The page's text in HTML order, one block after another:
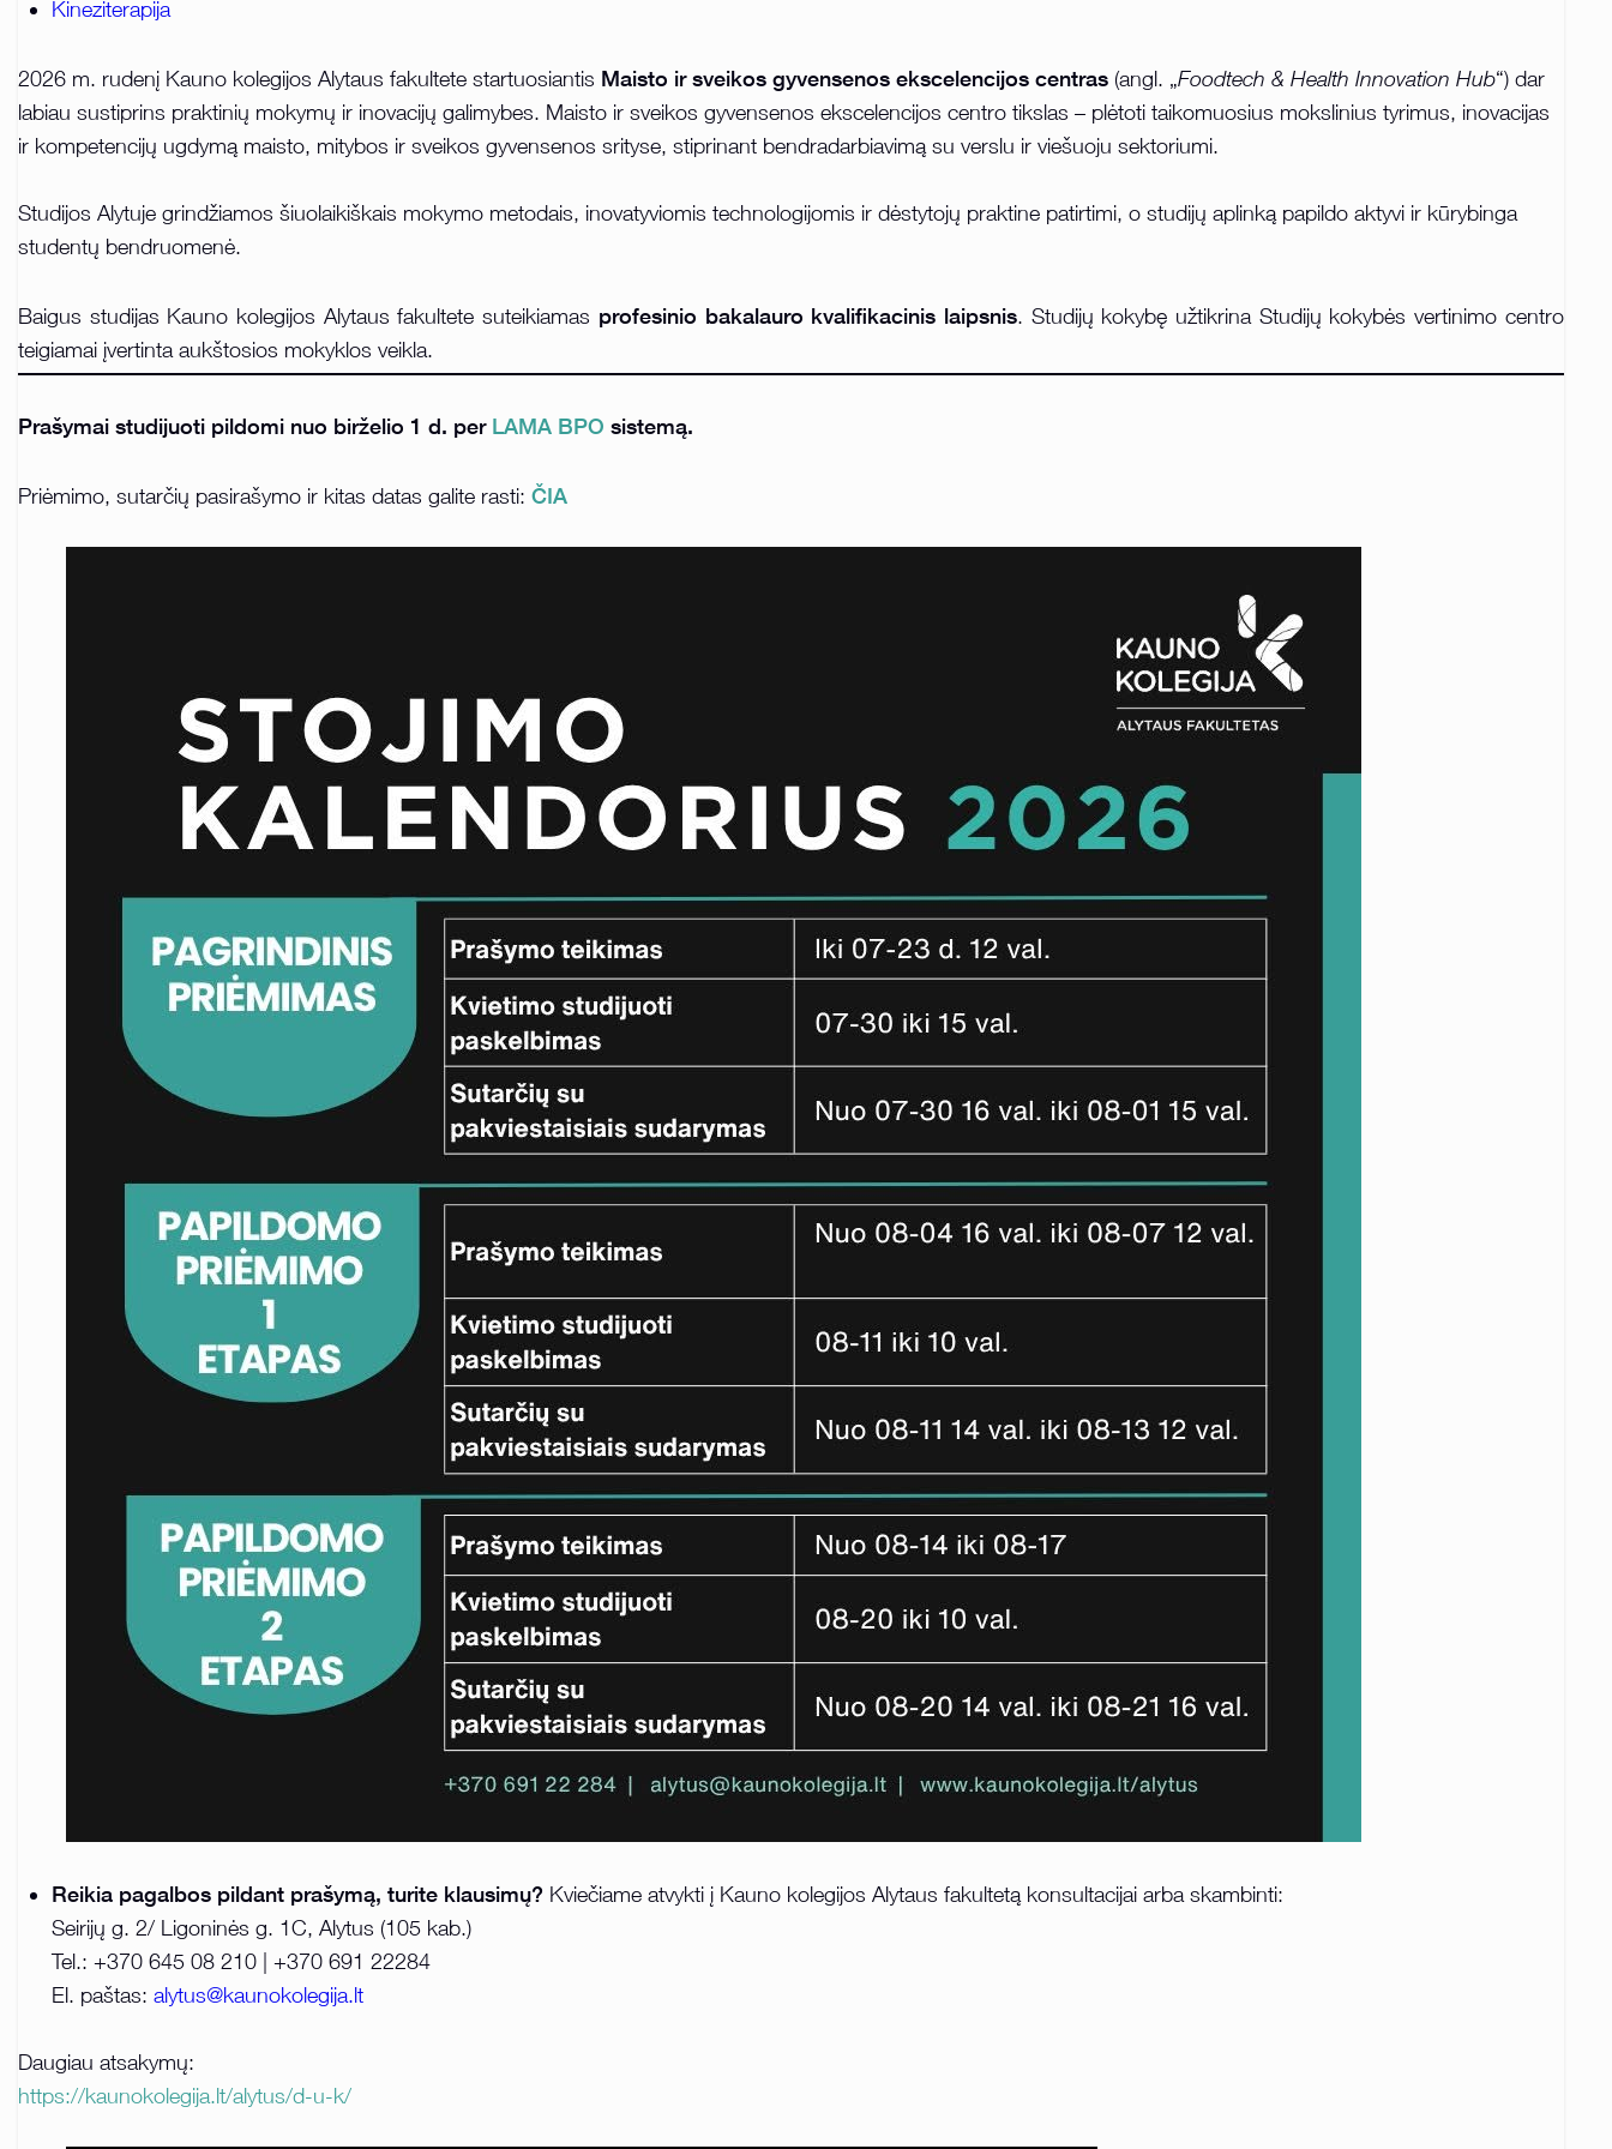
Kineziterapija
2026 m. rudenį Kauno kolegijos Alytaus fakultete startuosiantis Maisto ir sveikos gyvensenos ekscelencijos centras (angl. „Foodtech & Health Innovation Hub“) dar
labiau sustiprins praktinių mokymų ir inovacijų galimybes. Maisto ir sveikos gyvensenos ekscelencijos centro tikslas – plėtoti taikomuosius mokslinius tyrimus, inovacijas
ir kompetencijų ugdymą maisto, mitybos ir sveikos gyvensenos srityse, stiprinant bendradarbiavimą su verslu ir viešuoju sektoriumi.
Studijos Alytuje grindžiamos šiuolaikiškais mokymo metodais, inovatyviomis technologijomis ir dėstytojų praktine patirtimi, o studijų aplinką papildo aktyvi ir kūrybinga
studentų bendruomenė.
Baigus studijas Kauno kolegijos Alytaus fakultete suteikiamas profesinio bakalauro kvalifikacinis laipsnis. Studijų kokybę užtikrina Studijų kokybės vertinimo centro
teigiamai įvertinta aukštosios mokyklos veikla.
Prašymai studijuoti pildomi nuo birželio 1 d. per LAMA BPO sistemą.
Priėmimo, sutarčių pasirašymo ir kitas datas galite rasti: ČIA
Reikia pagalbos pildant prašymą, turite klausimų? Kviečiame atvykti į Kauno kolegijos Alytaus fakultetą konsultacijai arba skambinti:
Seirijų g. 2/ Ligoninės g. 1C, Alytus (105 kab.)
Tel.: +370 645 08 210 | +370 691 22284
El. paštas:alytus@kaunokolegija.lt
Daugiau atsakymų:
https://kaunokolegija.lt/alytus/d-u-k/